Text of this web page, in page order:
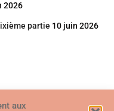
aux
2026
partie 10 juin 2026